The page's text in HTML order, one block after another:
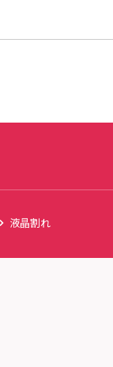
お客様の声
液晶割れ